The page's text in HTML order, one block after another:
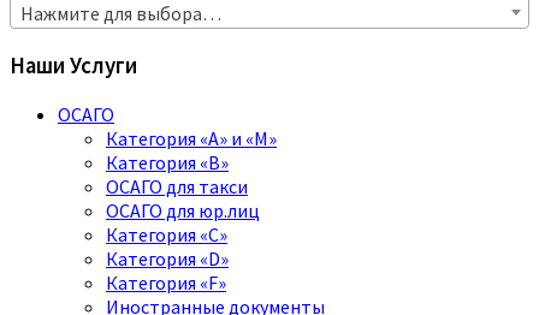
Нажмите для выбора…
Наши Услуги
ОСАГО
Категория «A» и «M»
Категория «B»
ОСАГО для такси
ОСАГО для юр.лиц
Категория «C»
Категория «D»
Категория «F»
Иностранные документы